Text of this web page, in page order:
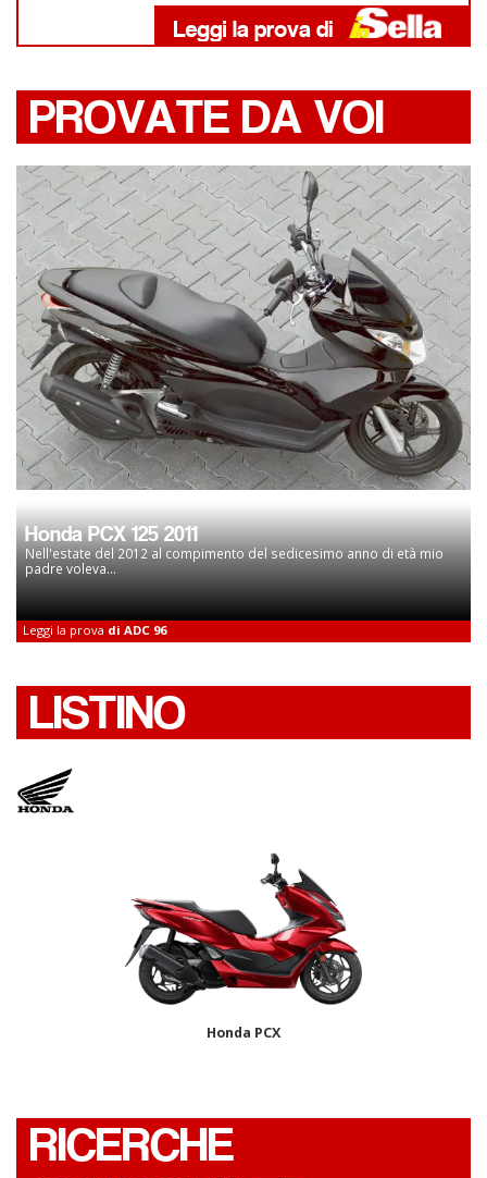
PROVATE DA VOI
Honda PCX 125 2011
Nell'estate del 2012 al compimento del sedicesimo anno di età mio
padre voleva...
Leggi la prova di ADC 96
LISTINO
Honda PCX
RICERCHE